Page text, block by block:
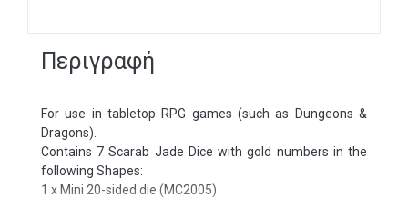
Περιγραφή
For use in tabletop RPG games (such as Dungeons &
Dragons).
Contains 7 Scarab Jade Dice with gold numbers in the
following Shapes:
1 x Mini 20-sided die (MC2005)